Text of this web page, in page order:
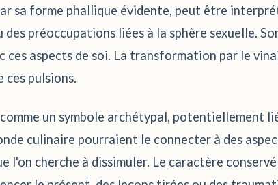
sa forme phallique évidente, peut être
préoccupations liées à la sphère sexuelle.
aspects de soi. La transformation par le
pulsions.
un symbole archétypal, potentiellement
culinaire pourraient le connecter à des
l'on cherche à dissimuler. Le caractère